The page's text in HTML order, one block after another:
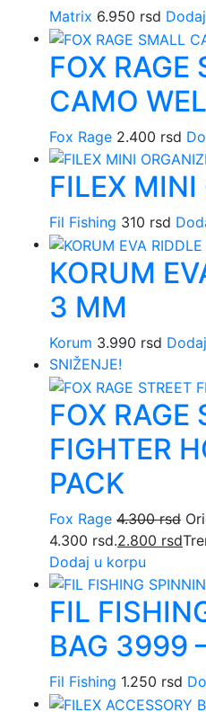
Matrix 6.950 rsd
FOX RAGE
CAMO
Fox Rage 2.400 rsd
FILEX MINI
Fil Fishing 310 rsd
KORUM
3 MM
Korum 3.990 rsd
SNIŽENJE!
FOX RAGE
FIGHTER
PACK
Fox Rage 4.300rsd
4.300 rsd.2.800 rsd
Dodaj u korpu
FIL
BAG 3999
Fil Fishing 1.250 rsd